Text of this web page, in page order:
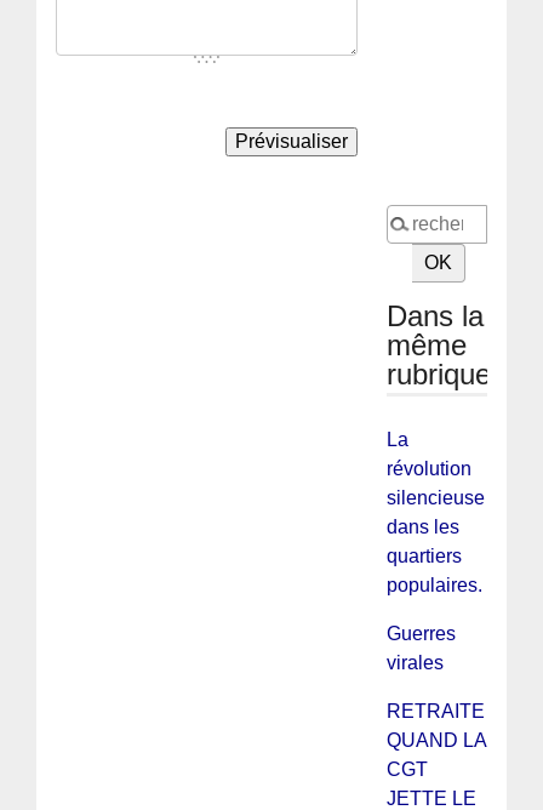
Dans la
même
rubrique
La
révolution
silencieuse
dans les
quartiers
populaires.
Guerres
virales
RETRAITE :
QUAND LA
CGT
JETTE LE